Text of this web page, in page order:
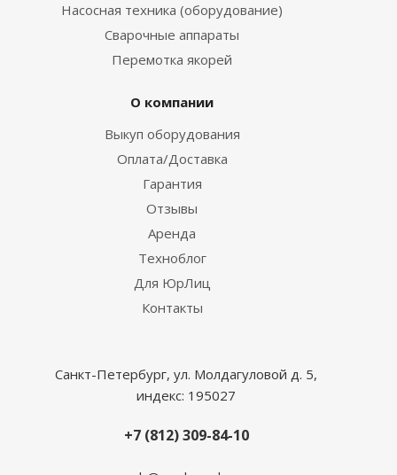
Насосная техника (оборудование)
Сварочные аппараты
Перемотка якорей
О компании
Выкуп оборудования
Оплата/Доставка
Гарантия
Отзывы
Аренда
Техноблог
Для ЮрЛиц
Контакты
Санкт-Петербург, ул. Молдагуловой д. 5,
индекс: 195027
+7 (812) 309-84-10